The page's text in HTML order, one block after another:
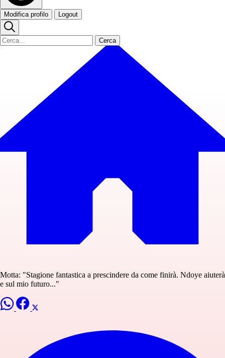
Modifica profilo Logout
Cerca
Motta: "Stagione fantastica a prescindere da come finirà. Ndoye aiuterà
e sul mio futuro..."